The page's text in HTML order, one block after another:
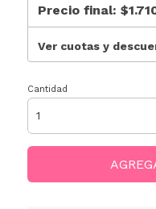
Precio final:
Ver cuotas y
Cantidad